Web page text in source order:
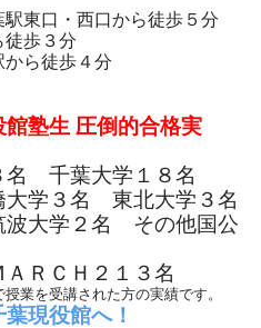
駅東口・西口から徒歩５分
徒歩３分
から徒歩４分
館塾生 圧倒的合格実
名 千葉大学１８名
学３名 東北大学３名
大学２名 その他国公
ＲＣＨ２１３名
業を受講された方の実績です。
現役館へ！